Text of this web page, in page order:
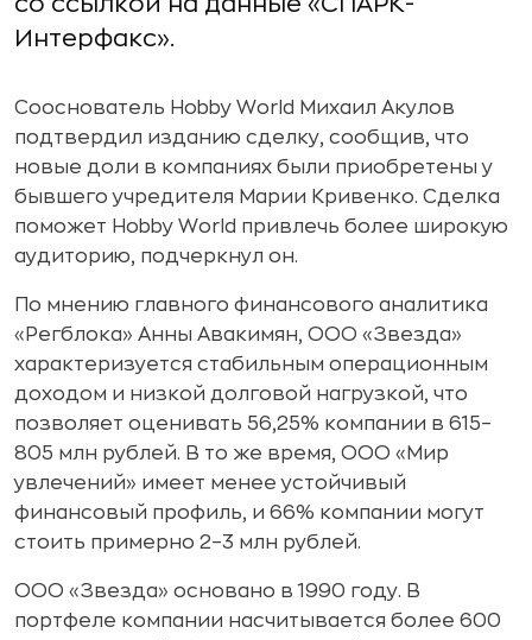
Интерфакс».
Сооснователь Hobby World Михаил Акулов
подтвердил изданию сделку, сообщив, что
новые доли в компаниях были приобретены у
бывшего учредителя Марии Кривенко. Сделка
поможет Hobby World привлечь более широкую
аудиторию, подчеркнул он.
По мнению главного финансового аналитика
«Регблока» Анны Авакимян, ООО «Звезда»
характеризуется стабильным операционным
доходом и низкой долговой нагрузкой, что
позволяет оценивать 56,25% компании в 615–
805 млн рублей. В то же время, ООО «Мир
увлечений» имеет менее устойчивый
финансовый профиль, и 66% компании могут
стоить примерно 2–3 млн рублей.
ООО «Звезда» основано в 1990 году. В
портфеле компании насчитывается более 600